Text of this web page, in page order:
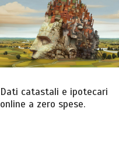
Dati catastali e ipotecari
online a zero spese.